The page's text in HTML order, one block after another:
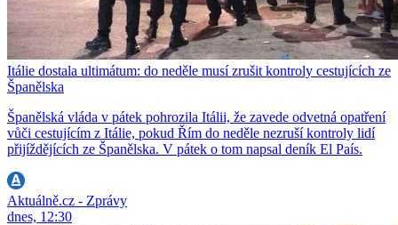
Itálie dostala ultimátum: do neděle musí zrušit kontroly cestujících ze
Španělska
Španělská vláda v pátek pohrozila Itálii, že zavede odvetná opatření
vůči cestujícím z Itálie, pokud Řím do neděle nezruší kontroly lidí
přijíždějících ze Španělska. V pátek o tom napsal deník El País.
Aktuálně.cz - Zprávy
dnes, 12:30